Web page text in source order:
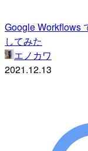
Google Workflows
してみた
エノカワ
2021.12.13